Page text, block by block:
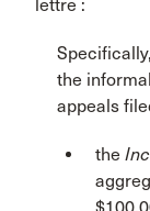
lettre :
the
appeals
the